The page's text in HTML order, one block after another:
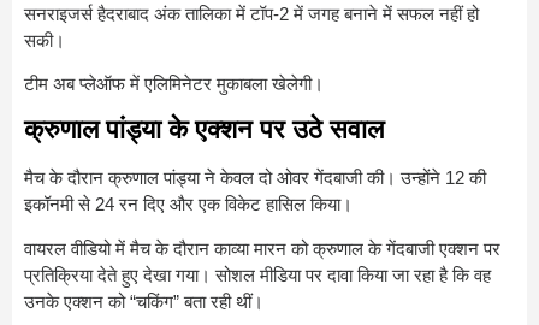
सनराइजर्स हैदराबाद अंक तालिका में टॉप-2 में जगह बनाने में सफल नहीं हो
सकी।
टीम अब प्लेऑफ में एलिमिनेटर मुकाबला खेलेगी।
क्रुणाल पांड्या के एक्शन पर उठे सवाल
मैच के दौरान क्रुणाल पांड्या ने केवल दो ओवर गेंदबाजी की। उन्होंने 12 की
इकॉनमी से 24 रन दिए और एक विकेट हासिल किया।
वायरल वीडियो में मैच के दौरान काव्या मारन को क्रुणाल के गेंदबाजी एक्शन पर
प्रतिक्रिया देते हुए देखा गया। सोशल मीडिया पर दावा किया जा रहा है कि वह
उनके एक्शन को “चकिंग” बता रही थीं।